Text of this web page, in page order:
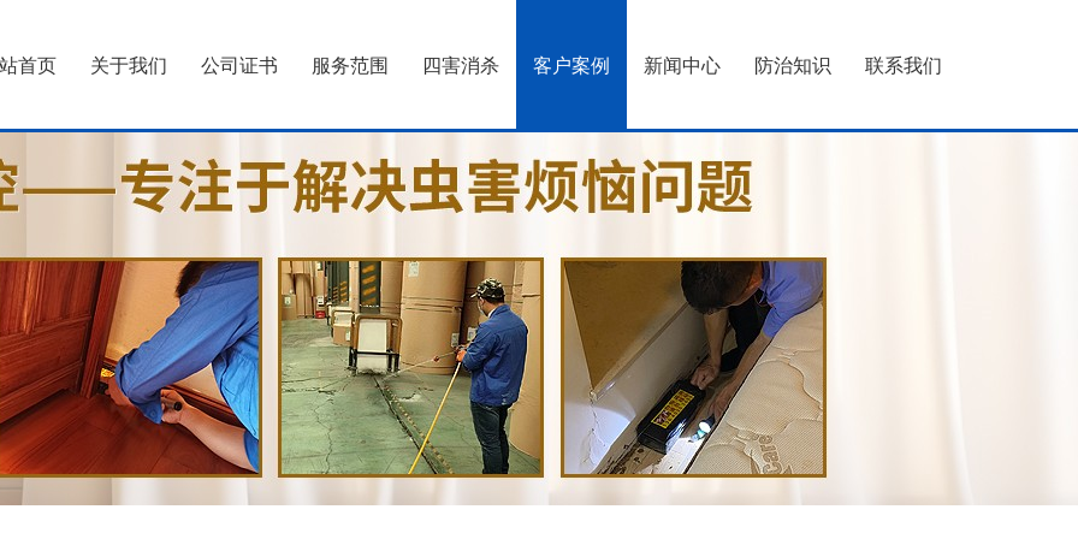
首页 关于我们 公司证书 服务范围 四害消杀 客户案例 新闻中心 防治知识 联系我们